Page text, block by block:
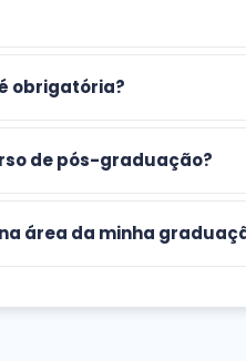
obrigatória?
de pós-graduação?
área da minha